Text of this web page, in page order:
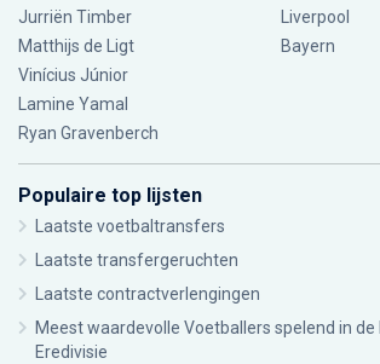
Jurriën Timber
Matthijs de Ligt
Vinícius Júnior
Lamine Yamal
Ryan Gravenberch
Liverpool
Bayern
Populaire top lijsten
Laatste voetbaltransfers
Laatste transfergeruchten
Laatste contractverlengingen
Meest waardevolle Voetballers spelend in de
Eredivisie